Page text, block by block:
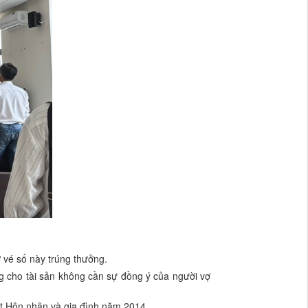
số này trúng thưởng.
cho tài sản không cần sự đồng ý của người vợ